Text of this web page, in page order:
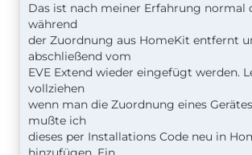
Das ist nach meiner Erfahrung normal
während
der Zuordnung aus HomeKit entfernt
abschließend vom
EVE Extend wieder eingefügt werden.
vollziehen
wenn man die Zuordnung eines
mußte ich
dieses per Installations Code neu in